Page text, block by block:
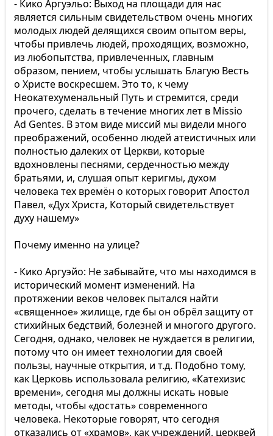
- Кико Аргуэльо: Выход на площади для нас
является сильным свидетельством очень многих
молодых людей делящихся своим опытом веры,
чтобы привлечь людей, проходящих, возможно,
из любопытства, привлеченных, главным
образом, пением, чтобы услышать Благую Весть
о Христе воскресшем. Это то, к чему
Неокатехуменальный Путь и стремится, среди
прочего, сделать в течение многих лет в Missio
Ad Gentes. В этом виде миссий мы видели много
преображений, особенно людей атеистичных или
полностью далеких от Церкви, которые
вдохновлены песнями, сердечностью между
братьями, и, слушая опыт керигмы, духом
человека тех времён о которых говорит Апостол
Павел, «Дух Христа, Который свидетельствует
духу нашему»
Почему именно на улице?
- Кико Аргуэйо: Не забывайте, что мы находимся в
исторический момент изменений. На
протяжении веков человек пытался найти
«священное» жилище, где бы он обрёл защиту от
стихийных бедствий, болезней и многого другого.
Сегодня, однако, человек не нуждается в религии,
потому что он имеет технологии для своей
пользы, научные открытия, и т.д. Подобно тому,
как Церковь использовала религию, «Катехизис
времени», сегодня мы должны искать новые
методы, чтобы «достать» современного
человека. Некоторые говорят, что сегодня
отказались от «храмов», как учреждений, церквей